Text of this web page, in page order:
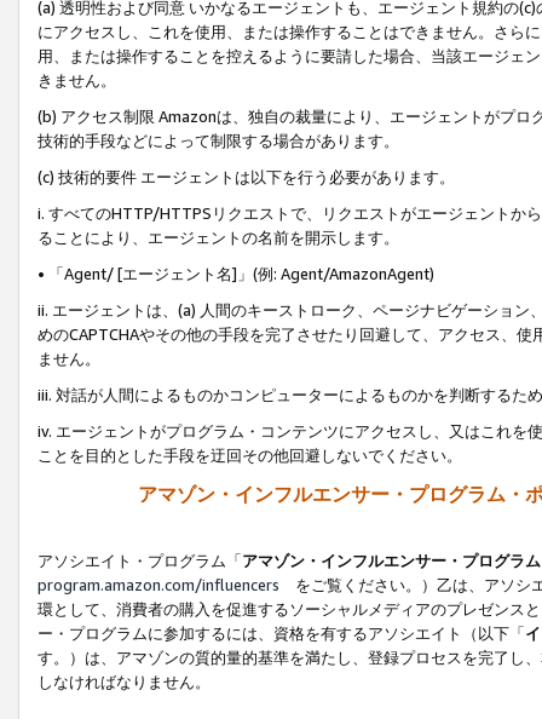
(a) 透明性および同意 いかなるエージェントも、エージェント規約の
にアクセスし、これを使用、または操作することはできません。さら
用、または操作することを控えるように要請した場合、当該エージェ
きません。
(b) アクセス制限 Amazonは、独自の裁量により、エージェントがプ
技術的手段などによって制限する場合があります。
(c) 技術的要件 エージェントは以下を行う必要があります。
i. すべてのHTTP/HTTPSリクエストで、リクエストがエージェントか
ることにより、エージェントの名前を開示します。
• 「Agent/ [エージェント名]」(例: Agent/AmazonAgent)
ii. エージェントは、(a) 人間のキーストローク、ページナビゲーショ
めのCAPTCHAやその他の手段を完了させたり回避して、アクセス、
ません。
iii. 対話が人間によるものかコンピューターによるものかを判断するた
iv. エージェントがプログラム・コンテンツにアクセスし、又はこれ
ことを目的とした手段を迂回その他回避しないでください。
アマゾン・インフルエンサー・プログラム・
アソシエイト・プログラム「アマゾン・インフルエンサー・プログラム
program.amazon.com/influencers をご覧ください。）乙は、アソシ
環として、消費者の購入を促進するソーシャルメディアのプレゼンス
ー・プログラムに参加するには、資格を有するアソシエイト（以下「
す。）は、アマゾンの質的量的基準を満たし、登録プロセスを完了し、
しなければなりません。